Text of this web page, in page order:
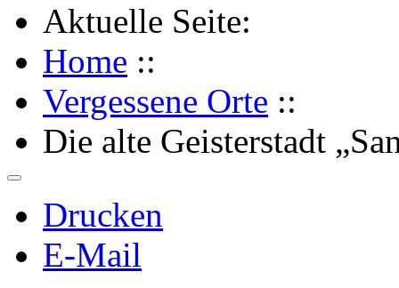
Aktuelle Seite:
Home ::
Vergessene Orte ::
Die alte Geisterstadt
Drucken
E-Mail